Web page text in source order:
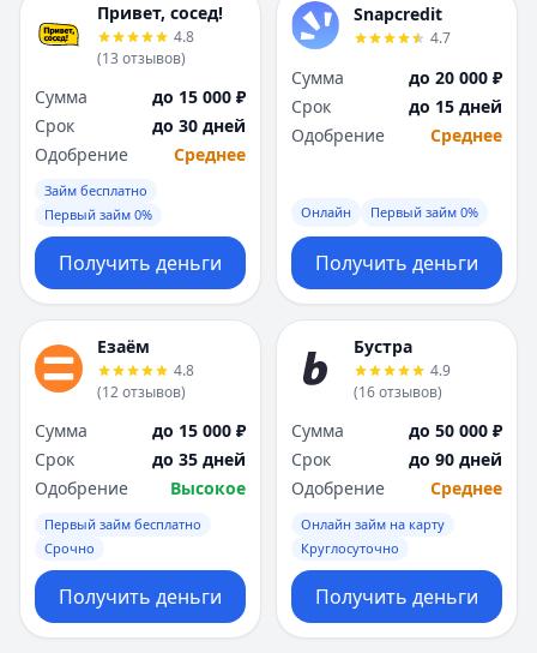
Привет, сосед!
4.8
(13 отзывов)
Сумма
до 15 000 ₽
Срок
до 30 дней
Одобрение
Среднее
Займ бесплатно
Первый займ 0%
Получить деньги
Snapcredit
4.7
Сумма
до 20 000 ₽
Срок
до 15 дней
Одобрение
Среднее
Онлайн Первый займ 0%
Получить деньги
Езаём
4.8
(12отзывов)
Сумма
до 15 000 ₽
Срок
до 35 дней
Одобрение
Высокое
Первый займ бесплатно
Срочно
Получить деньги
Бустра
4.9
(16отзывов)
Сумма
до 50 000 ₽
Срок
до 90 дней
Одобрение
Среднее
Онлайн займ на карту
Круглосуточно
Получить деньги